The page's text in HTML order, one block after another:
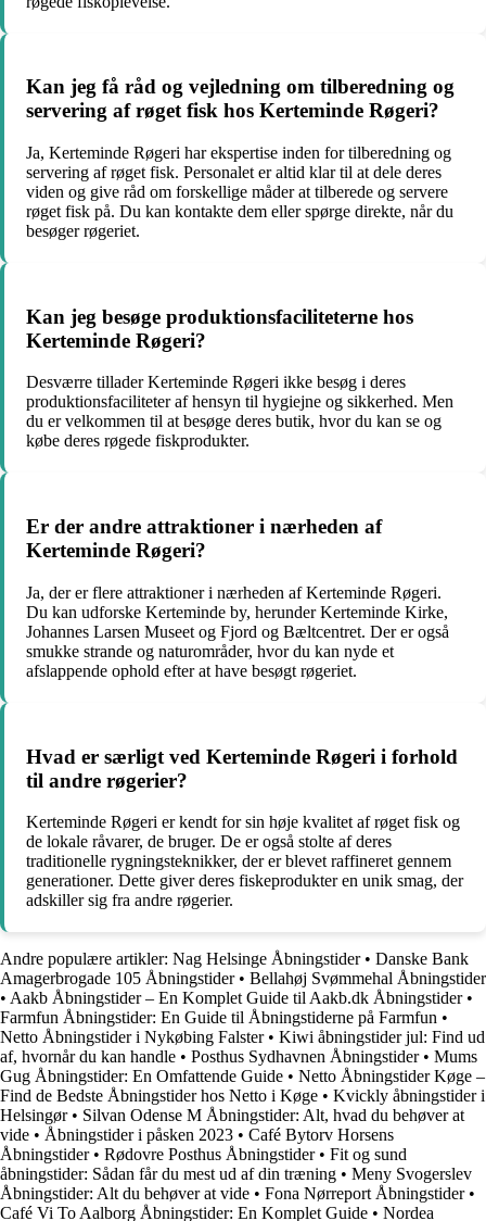
Kan jeg få råd og vejledning om tilberedning og
servering af røget fisk hos Kerteminde Røgeri?
Ja, Kerteminde Røgeri har ekspertise inden for tilberedning og
servering af røget fisk. Personalet er altid klar til at dele deres
viden og give råd om forskellige måder at tilberede og servere
røget fisk på. Du kan kontakte dem eller spørge direkte, når du
besøger røgeriet.
Kan jeg besøge produktionsfaciliteterne hos
Kerteminde Røgeri?
Desværre tillader Kerteminde Røgeri ikke besøg i deres
produktionsfaciliteter af hensyn til hygiejne og sikkerhed. Men
du er velkommen til at besøge deres butik, hvor du kan se og
købe deres røgede fiskprodukter.
Er der andre attraktioner i nærheden af
Kerteminde Røgeri?
Ja, der er flere attraktioner i nærheden af Kerteminde Røgeri.
Du kan udforske Kerteminde by, herunder Kerteminde Kirke,
Johannes Larsen Museet og Fjord og Bæltcentret. Der er også
smukke strande og naturområder, hvor du kan nyde et
afslappende ophold efter at have besøgt røgeriet.
Hvad er særligt ved Kerteminde Røgeri i forhold
til andre røgerier?
Kerteminde Røgeri er kendt for sin høje kvalitet af røget fisk og
de lokale råvarer, de bruger. De er også stolte af deres
traditionelle rygningsteknikker, der er blevet raffineret gennem
generationer. Dette giver deres fiskeprodukter en unik smag, der
adskiller sig fra andre røgerier.
Andre populære artikler: Nag Helsinge Åbningstider• Danske Bank
Amagerbrogade 105 Åbningstider• Bellahøj Svømmehal Åbningstider
• Aakb Åbningstider – En Komplet Guide til Aakb.dk Åbningstider•
Farmfun Åbningstider: En Guide til Åbningstiderne på Farmfun •
Netto Åbningstider i Nykøbing Falster• Kiwi åbningstider jul: Find ud
af, hvornår du kan handle • Posthus Sydhavnen Åbningstider• Mums
Gug Åbningstider: En Omfattende Guide • Netto Åbningstider Køge –
Find de Bedste Åbningstider hos Netto i Køge • Kvickly åbningstider i
Helsingør• Silvan Odense M Åbningstider: Alt, hvad du behøver at
vide • Åbningstider i påsken 2023 • Café Bytorv Horsens
Åbningstider• Rødovre Posthus Åbningstider• Fit og sund
åbningstider: Sådan får du mest ud af din træning • Meny Svogerslev
Åbningstider: Alt du behøver at vide • Fona Nørreport Åbningstider•
Café Vi To Aalborg Åbningstider: En Komplet Guide • Nordea